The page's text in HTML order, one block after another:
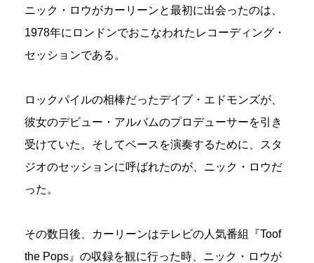
ニック・ロウがカーリーンと最初に出会ったのは、
1978年にロンドンでおこなわれたレコーディング・
セッションである。
ロックパイルの相棒だったデイブ・エドモンズが、
彼女のデビュー・アルバムのプロデューサーを引き
受けていた。そしてベースを演奏するために、スタ
ジオのセッションに呼ばれたのが、ニック・ロウだ
った。
その数日後、カーリーンはテレビの人気番組『Toof
the Pops』の収録を観に行った時、ニック・ロウが